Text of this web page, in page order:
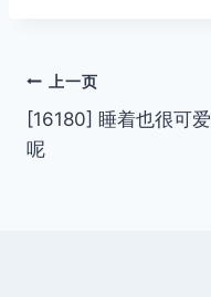
文
章
上一页
[16180] 睡着也很可爱
呢